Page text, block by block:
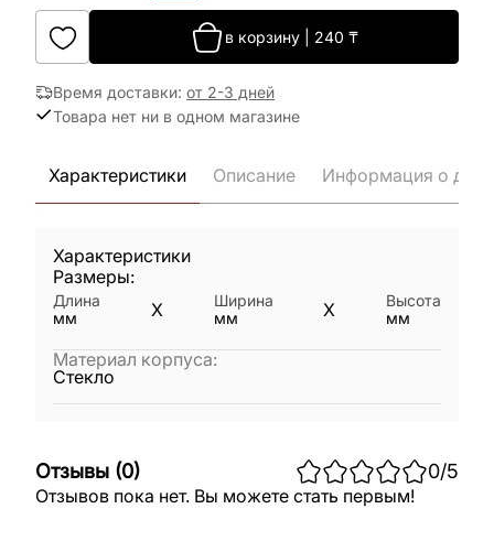
в корзину 240 ₸
Время доставки: от 2-3 дней
Товара нет ни в одном магазине
Характеристики Описание Информация о
Характеристики
Размеры:
Длина
мм
X
Ширина
мм
X
Высота
мм
Материал корпуса:
Стекло
Отзывы (0) 0/5
Отзывов пока нет. Вы можете стать первым!